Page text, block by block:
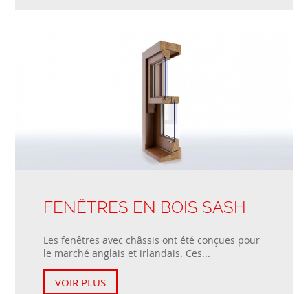
FENÊTRES EN BOIS SASH
Les fenêtres avec châssis ont été conçues pour
le marché anglais et irlandais. Ces...
VOIR PLUS